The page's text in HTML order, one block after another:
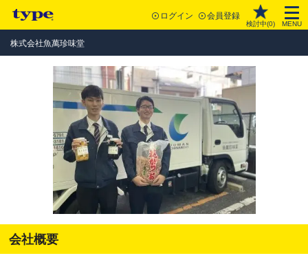
ログイン 会員登録
検討中(0) MENU
株式会社魚萬珍味堂
会社概要